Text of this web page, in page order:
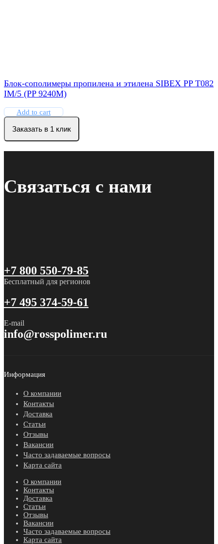
Блок-сополимеры пропилена и этилена SIBEX PP T082
IM/5 (PP 9240M)
Add to cart
Заказать в 1 клик
Связаться с нами
+7 800 550-79-85
Бесплатный для регионов
+7 495 374-59-61
E-mail
info@rosspolimer.ru
Информация
О компании
Контакты
Доставка
Статьи
Отзывы
Вакансии
Часто задаваемые вопросы
Карта сайта
О компании
Контакты
Доставка
Статьи
Отзывы
Вакансии
Часто задаваемые вопросы
Карта сайта